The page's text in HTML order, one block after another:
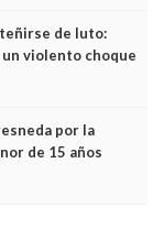
de luto:
un violento choque
por la
de 15 años